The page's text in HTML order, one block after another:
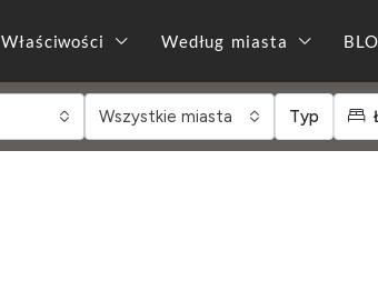
Właściwości Według miasta
Wszystkie miasta Typ